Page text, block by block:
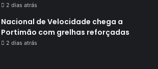
2 dias atrás
Nacional de Velocidade chega a
Portimão com grelhas reforçadas
2 dias atrás